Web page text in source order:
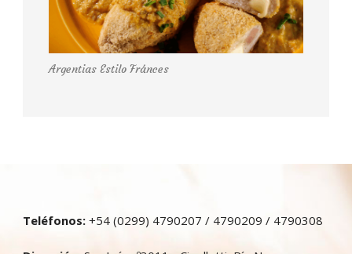
Argentias Estilo Fránces
Teléfonos: +54 (0299) 4790207 / 4790209 / 4790308